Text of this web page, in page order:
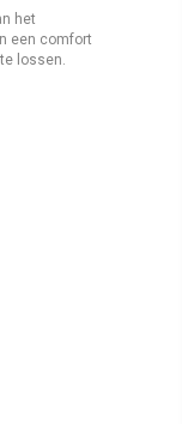
het
een comfort
lossen.